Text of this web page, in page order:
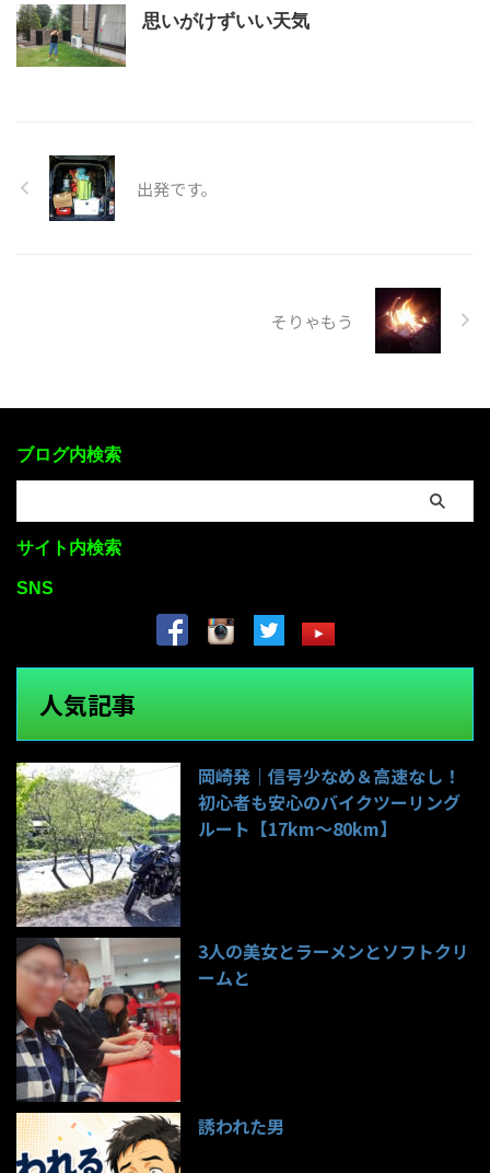
思いがけずいい天気
出発です。
そりゃもう
ブログ内検索
サイト内検索
SNS
人気記事
岡崎発｜信号少なめ＆高速なし！
初心者も安心のバイクツーリング
ルート【17km〜80km】
3人の美女とラーメンとソフトクリ
ームと
誘われた男